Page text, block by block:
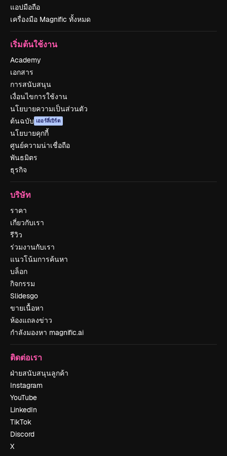
แอปมือถือ
เครื่องมือ Magnific ทั้งหมด
เริ่มต้นใช้งาน
Academy
เอกสาร
การสนับสนุน
เงื่อนไขการใช้งาน
นโยบายความเป็นส่วนตัว
ต้นฉบับ เออร์ลี่เบิร์ด
นโยบายคุกกี้
ศูนย์ความน่าเชื่อถือ
พันธมิตร
ธุรกิจ
บริษัท
ราคา
เกี่ยวกับเรา
รีวิว
ร่วมงานกับเรา
แนวโน้มการค้นหา
บล็อก
กิจกรรม
Slidesgo
ขายเนื้อหา
ห้องแถลงข่าว
กำลังมองหา magnific.ai
ติดต่อเรา
ฝ่ายสนับสนุนลูกค้า
Instagram
YouTube
LinkedIn
TikTok
Discord
X